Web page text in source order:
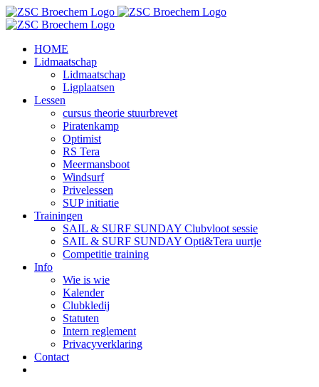
Skip
to
HOME
Lidmaatschap
Lidmaatschap
Ligplaatsen
Lessen
cursus theorie stuurbrevet
Piratenkamp
Optimist
RS Tera
Meermansboot
Windsurf
Privelessen
SUP initiatie
Trainingen
SAIL & SURF SUNDAY Clubvloot sessie
SAIL & SURF SUNDAY Opti&Tera uurtje
Competitie training
Info
Wie is wie
Kalender
Clubkledij
Statuten
Intern reglement
Privacyverklaring
Contact